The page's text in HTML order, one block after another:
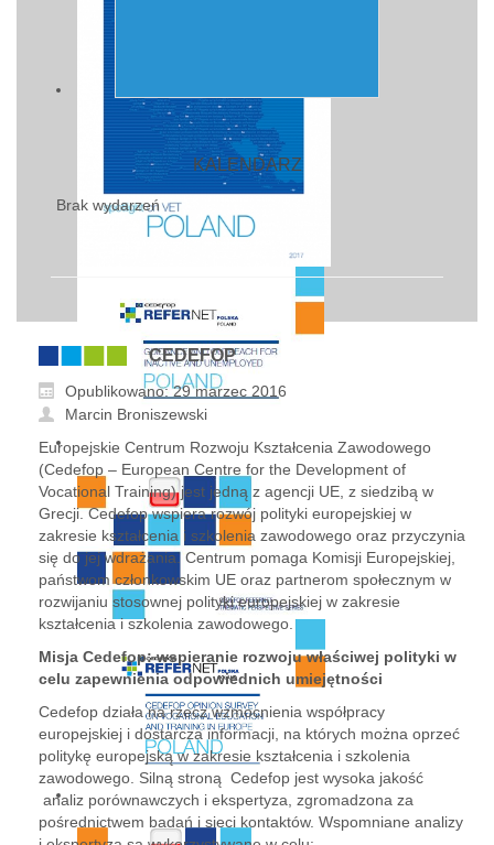
KALENDARZ
Brak wydarzeń
CEDEFOP
Opublikowano: 29 marzec 2016
Marcin Broniszewski
Europejskie Centrum Rozwoju Kształcenia Zawodowego
(Cedefop – European Centre for the Development of
Vocational Training) jest jedną z agencji UE, z siedzibą w
Grecji. Cedefop wspiera rozwój polityki europejskiej w
zakresie kształcenia i szkolenia zawodowego oraz przyczynia
się do jej wdrażania. Centrum pomaga Komisji Europejskiej,
państwom członkowskim UE oraz partnerom społecznym w
rozwijaniu stosownej polityki europejskiej w zakresie
kształcenia i szkolenia zawodowego.
Misja Cedefop: wspieranie rozwoju właściwej polityki w
celu zapewnienia odpowiednich umiejętności
Cedefop działa na rzecz wzmocnienia współpracy
europejskiej i dostarcza informacji, na których można oprzeć
politykę europejską w zakresie kształcenia i szkolenia
zawodowego. Silną stroną Cedefop jest wysoka jakość
analiz porównawczych i ekspertyza, zgromadzona za
pośrednictwem badań i sieci kontaktów. Wspomniane analizy